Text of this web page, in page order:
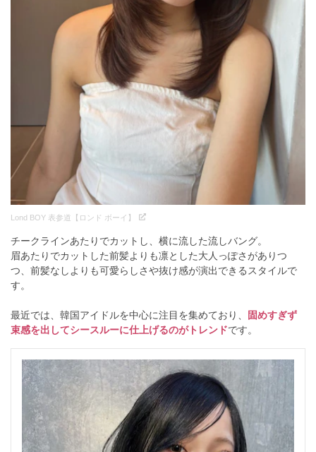
Lond BOY 表参道【ロンド ボーイ】
チークラインあたりでカットし、横に流した流しバング。
眉あたりでカットした前髪よりも凛とした大人っぽさがありつ
つ、前髪なしよりも可愛らしさや抜け感が演出できるスタイルで
す。
最近では、韓国アイドルを中心に注目を集めており、
固めすぎず
束感を出してシースルーに仕上げるのがトレンドです。